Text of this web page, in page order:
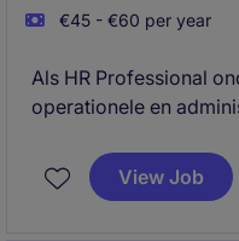
€45 - €60 per year
Als HR Professional
operationele en
vraagstukken en
Daarnaast ben je
View Job